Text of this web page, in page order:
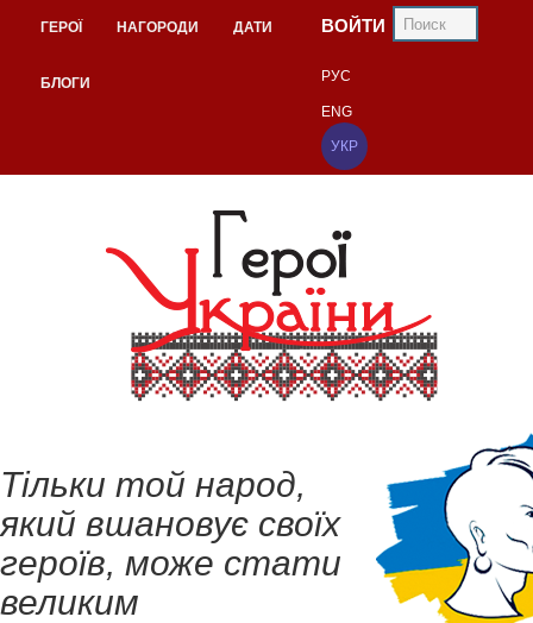
ГЕРОЇ НАГОРОДИ ДАТИ
БЛОГИ
ВОЙТИ
РУС
ENG
УКР
Тільки той народ,
який вшановує своїх
героїв, може стати
великим